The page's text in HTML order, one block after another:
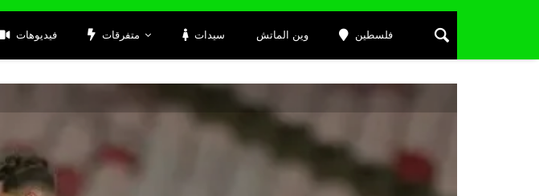
فيديوهات متفرقات سيدات وين الماتش فلسطين